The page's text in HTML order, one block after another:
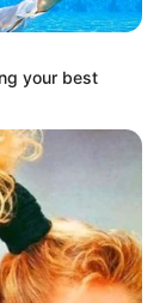
+45
your best